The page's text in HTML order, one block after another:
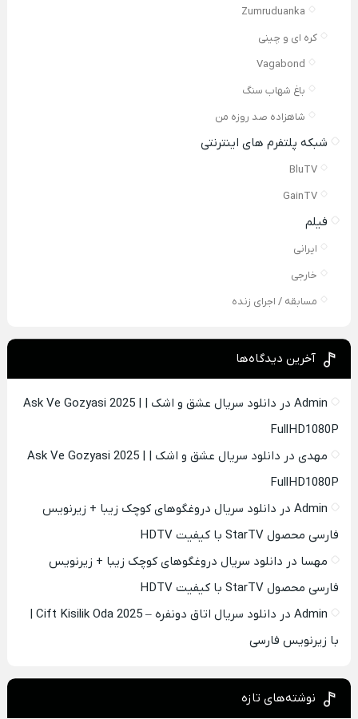
Zumruduanka
کره ای و چینی
Vagabond
باغ شهاب سنگ
شاهزاده صد روزه من
شبکه پلتفرم های اینترنتی
BluTV
GainTV
فیلم
ایرانی
خارجی
مسابقه / اجرای زنده
آخرین دیدگاه‌ها
Adminدر
دانلود سریال عشق و اشک | Ask Ve Gozyasi 2025 |
FullHD1080P
مهدیدر
دانلود سریال عشق و اشک | Ask Ve Gozyasi 2025 |
FullHD1080P
Adminدر دانلود سریال دروغگوهای کوچک زیبا + زیرنویس
فارسی محصول StarTV با کیفیت HDTV
مهسا در دانلود سریال دروغگوهای کوچک زیبا + زیرنویس
فارسی محصول StarTV با کیفیت HDTV
Adminدر
دانلود سریال اتاق دونفره – Cift Kisilik Oda 2025 |
با زیرنویس فارسی
نوشته‌های تازه